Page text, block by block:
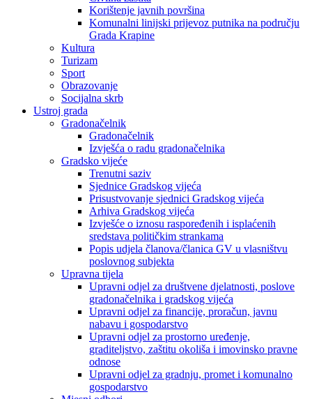
Korištenje javnih površina
Komunalni linijski prijevoz putnika na području
Grada Krapine
Kultura
Turizam
Sport
Obrazovanje
Socijalna skrb
Ustroj grada
Gradonačelnik
Gradonačelnik
Izvješća o radu gradonačelnika
Gradsko vijeće
Trenutni saziv
Sjednice Gradskog vijeća
Prisustvovanje sjednici Gradskog vijeća
Arhiva Gradskog vijeća
Izvješće o iznosu raspoređenih i isplaćenih
sredstava političkim strankama
Popis udjela članova/članica GV u vlasništvu
poslovnog subjekta
Upravna tijela
Upravni odjel za društvene djelatnosti, poslove
gradonačelnika i gradskog vijeća
Upravni odjel za financije, proračun, javnu
nabavu i gospodarstvo
Upravni odjel za prostorno uređenje,
graditeljstvo, zaštitu okoliša i imovinsko pravne
odnose
Upravni odjel za gradnju, promet i komunalno
gospodarstvo